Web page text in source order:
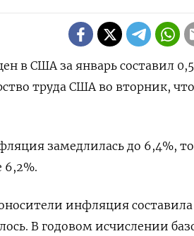
в США за январь составил
труда США во вторник, что
замедлилась до 6,4%,
6,2%.
инфляция
В годовом исчислении